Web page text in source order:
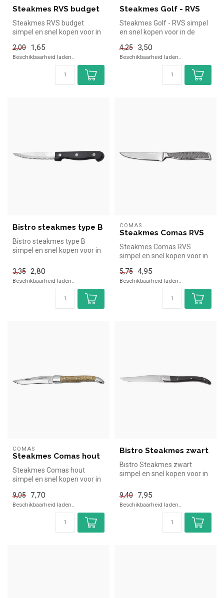
Steakmes RVS budget
Steakmes RVS budget
simpel en snel kopen voor in
bekij...
2,00 1,65
Beschikbaarheid laden..
Steakmes Golf - RVS
Steakmes Golf - RVS simpel
en snel kopen voor in de
4,25
3,50
Beschikbaarheid laden..
Bistro steakmes type B
Bistro steakmes type B
simpel en snel kopen voor in
3,35 2,80
Beschikbaarheid laden..
COMAS
Steakmes Comas RVS
Steakmes Comas RVS
simpel en snel kopen voor in
bekijk...
5,75 4,95
Beschikbaarheid laden..
COMAS
Steakmes Comas hout
Steakmes Comas hout
simpel en snel kopen voor in
bekij...
9,05 7,70
Beschikbaarheid laden..
Bistro Steakmes zwart
Bistro Steakmes zwart
simpel en snel kopen voor in
bek...
9,40 7,95
Beschikbaarheid laden..